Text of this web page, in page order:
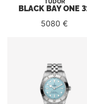
BLACK BAY ONE
5080 €